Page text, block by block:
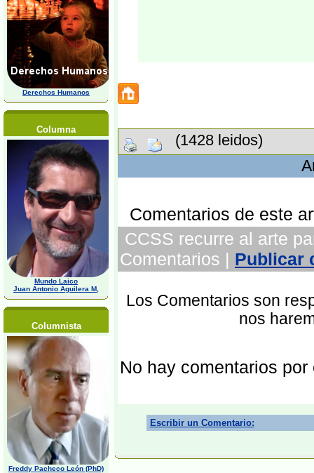
Derechos Humanos
Columna
Mundo Laico
Juan Antonio Aguilera M,
Columnista
Freddy Pacheco León (PhD)
(1428 leidos)
Comentarios de este
CCSS recurre al arte
Comentarios | Publicar
Los Comentarios son
nos
No hay comentarios por
Escribir un Comentario: